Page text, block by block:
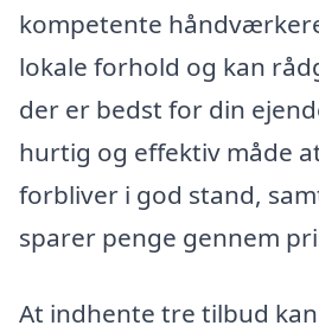
kompetente
lokale forhold og kan
der er bedst for din
hurtig og effektiv måde
forbliver i god stand,
sparer penge gennem
At indhente tre tilbud